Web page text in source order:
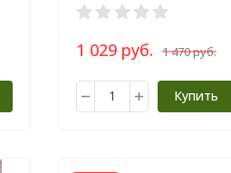
1 029 руб. 1 470 руб.
Купить